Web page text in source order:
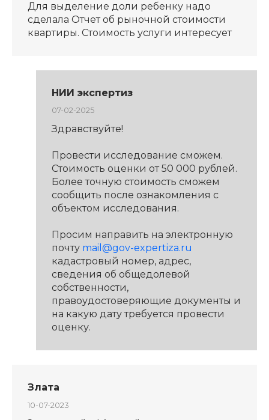
Для выделение доли ребенку надо
сделала Отчет об рыночной стоимости
квартиры. Стоимость услуги интересует
НИИ экспертиз
07-02-2025
Здравствуйте!
Провести исследование сможем.
Стоимость оценки от 50 000 рублей.
Более точную стоимость сможем
сообщить после ознакомления с
объектом исследования.
Просим направить на электронную
почту mail@gov-expertiza.ru
кадастровый номер, адрес,
сведения об общедолевой
собственности,
правоудостоверяющие документы и
на какую дату требуется провести
оценку.
Злата
10-07-2023